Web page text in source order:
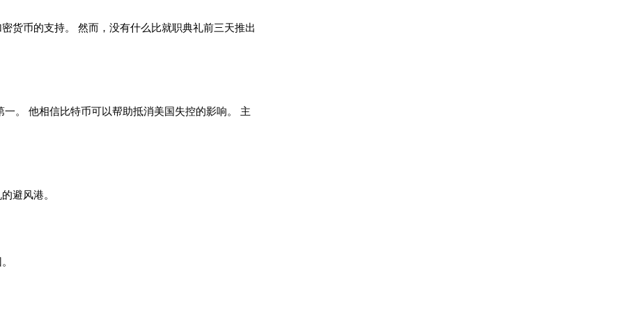
货币的支持。 然而，没有什么比就职典礼前三天推出
。 他相信比特币可以帮助抵消美国失控的影响。 主
避风港。